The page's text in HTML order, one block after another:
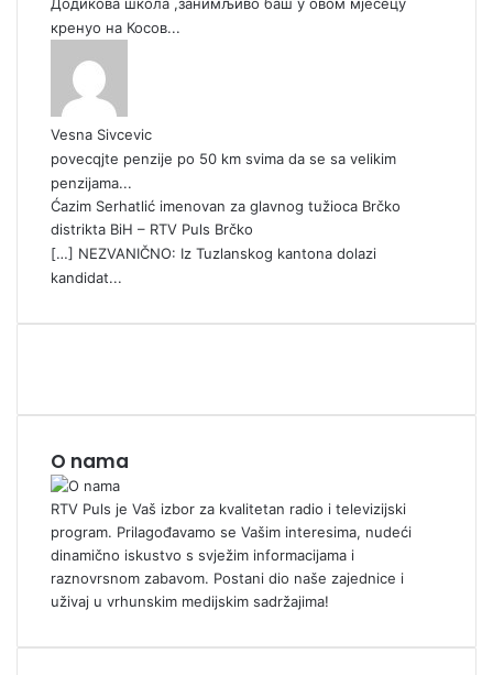
кренуо на Косов...
Vesna Sivcevic
povecqjte penzije po 50 km svima da se sa velikim
penzijama...
Ćazim Serhatlić imenovan za glavnog tužioca Brčko
distrikta BiH – RTV Puls Brčko
[…] NEZVANIČNO: Iz Tuzlanskog kantona dolazi
kandidat...
O nama
RTV Puls je Vaš izbor za kvalitetan radio i televizijski
program. Prilagođavamo se Vašim interesima, nudeći
dinamično iskustvo s svježim informacijama i
raznovrsnom zabavom. Postani dio naše zajednice i
uživaj u vrhunskim medijskim sadržajima!